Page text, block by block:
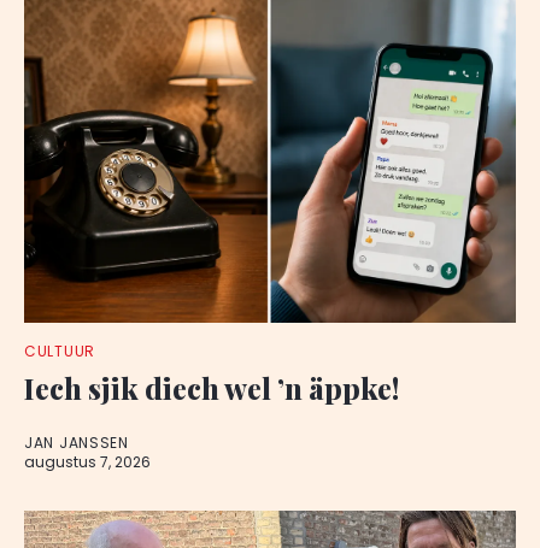
CULTUUR
Iech sjik diech wel ’n äppke!
JAN JANSSEN
augustus 7, 2026